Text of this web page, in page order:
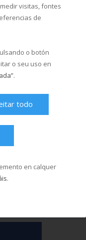
visitas, fontes
de
o botón
o seu uso en
.
todo
en calquer
.